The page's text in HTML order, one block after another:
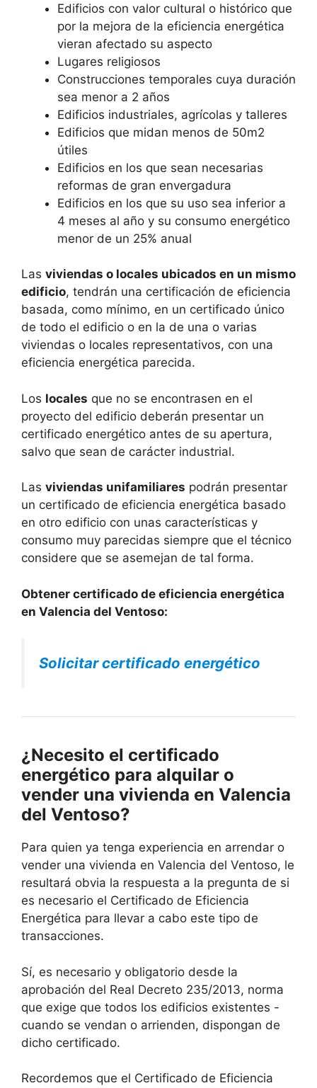
Edificios con valor cultural o histórico que
por la mejora de la eficiencia energética
vieran afectado su aspecto
Lugares religiosos
Construcciones temporales cuya duración
sea menor a 2 años
Edificios industriales, agrícolas y talleres
Edificios que midan menos de 50m2
útiles
Edificios en los que sean necesarias
reformas de gran envergadura
Edificios en los que su uso sea inferior a
4 meses al año y su consumo energético
menor de un 25% anual
Las viviendas o locales ubicados en un mismo
edificio, tendrán una certificación de eficiencia
basada, como mínimo, en un certificado único
de todo el edificio o en la de una o varias
viviendas o locales representativos, con una
eficiencia energética parecida.
Los locales que no se encontrasen en el
proyecto del edificio deberán presentar un
certificado energético antes de su apertura,
salvo que sean de carácter industrial.
Las viviendas unifamiliares podrán presentar
un certificado de eficiencia energética basado
en otro edificio con unas características y
consumo muy parecidas siempre que el técnico
considere que se asemejan de tal forma.
Obtener certificado de eficiencia energética
en Valencia del Ventoso:
Solicitar certificado energético
¿Necesito el certificado
energético para alquilar o
vender una vivienda en Valencia
del Ventoso?
Para quien ya tenga experiencia en arrendar o
vender una vivienda en Valencia del Ventoso, le
resultará obvia la respuesta a la pregunta de si
es necesario el Certificado de Eficiencia
Energética para llevar a cabo este tipo de
transacciones.
Sí, es necesario y obligatorio desde la
aprobación del Real Decreto 235/2013, norma
que exige que todos los edificios existentes -
cuando se vendan o arrienden, dispongan de
dicho certificado.
Recordemos que el Certificado de Eficiencia